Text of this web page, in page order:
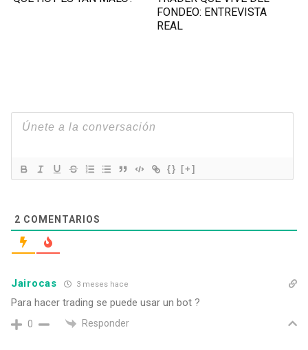
FONDEO: ENTREVISTA
REAL
{} [+]
2 COMENTARIOS
Jairocas 3 meses hace
Para hacer trading se puede usar un bot ?
0 Responder